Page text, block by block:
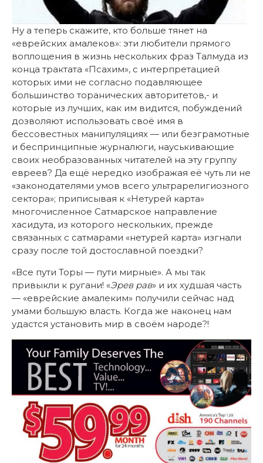
Ну а теперь скажите, кто больше тянет на
«еврейских амалеков»: эти любители прямого
воплощения в жизнь нескольких фраз Талмуда из
конца трактата «Псахим», с интерпретацией
которых ими не согласно подавляющее
большинство торанических авторитетов,- и
которые из лучших, как им видится, побуждений
дозволяют использовать своё имя в
бессовестных манипуляциях — или безграмотные
и беспринципные журналюги, науськивающие
своих необразованных читателей на эту группу
евреев? Да ещё нередко изображая её чуть ли не
«законодателями умов всего ультрарелигиозного
сектора»; приписывая к «Нетурей карта»
многочисленное Сатмарское направление
хасидута, из которого нескольких, прежде
связанных с сатмарами «нетурей карта» изгнали
сразу после той достославной поездки?
«Все пути Торы — пути мирные». А мы так
привыкли к ругани! «Эрев рав» и их худшая часть
— «еврейские амалеким» получили сейчас над
умами большую власть. Когда же наконец нам
удастся установить мир в своём народе?!